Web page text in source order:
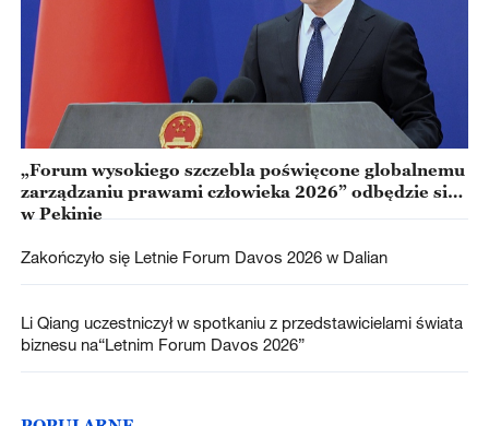
„Forum wysokiego szczebla poświęcone globalnemu
zarządzaniu prawami człowieka 2026” odbędzie się
w Pekinie
Zakończyło się Letnie Forum Davos 2026 w Dalian
Li Qiang uczestniczył w spotkaniu z przedstawicielami świata
biznesu na“Letnim Forum Davos 2026”